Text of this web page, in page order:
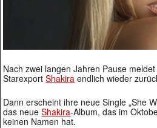
Nach zwei langen Jahren Pause
StarexportShakira endlich wieder
Dann erscheint ihre neue Single „She
das neueShakira-Album, das im
keinen Namen hat.